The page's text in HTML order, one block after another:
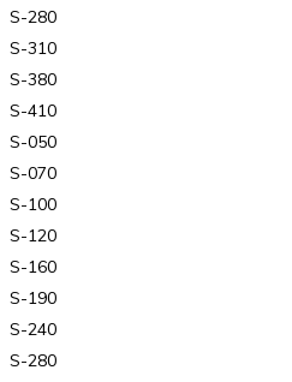
S-280
S-310
S-380
S-410
S-050
S-070
S-100
S-120
S-160
S-190
S-240
S-280